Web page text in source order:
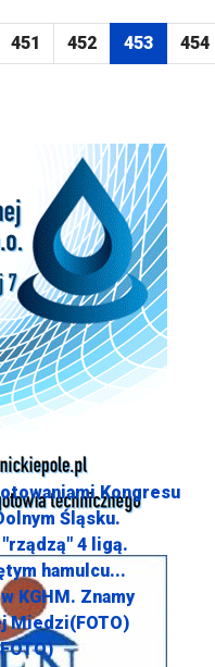
451 452 453 454
Kongresu
Śląsku.
4 ligą.
hamulcu...
KGHM. Znamy
Miedzi(FOTO)